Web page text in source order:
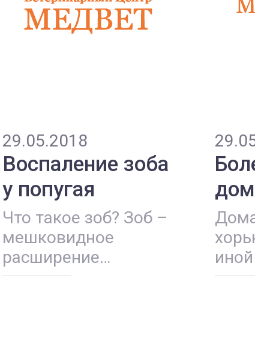
29.05.2018
Воспаление зоба
у попугая
Что такое зоб? Зоб –
мешковидное
расширение
пищевода. Данный